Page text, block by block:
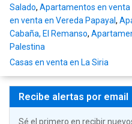
Salado, Apartamentos en venta
en venta en Vereda Papayal,
Cabaña, El Remanso,
Palestina
Casas en venta en La Siria
Recibe alertas por email
Sé el primero en recibir